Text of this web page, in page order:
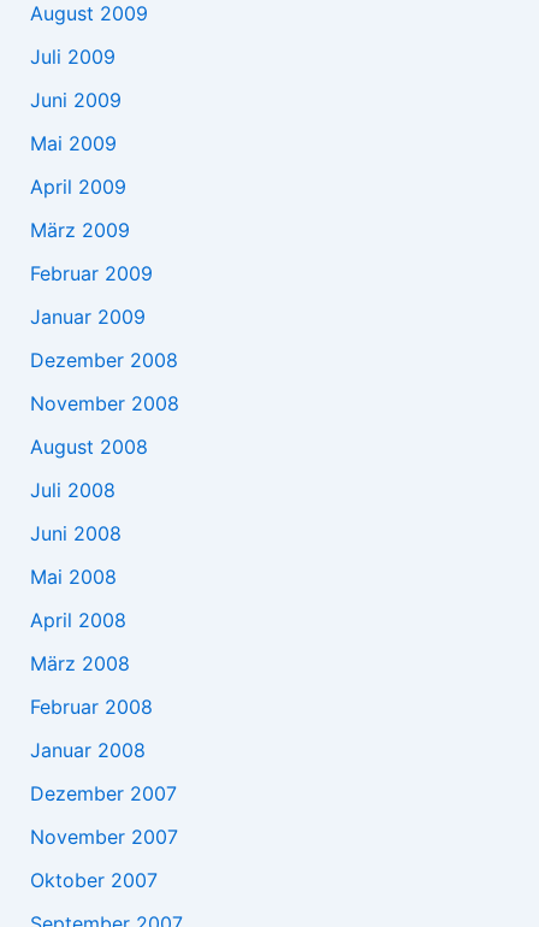
August 2009
Juli 2009
Juni 2009
Mai 2009
April 2009
März 2009
Februar 2009
Januar 2009
Dezember 2008
November 2008
August 2008
Juli 2008
Juni 2008
Mai 2008
April 2008
März 2008
Februar 2008
Januar 2008
Dezember 2007
November 2007
Oktober 2007